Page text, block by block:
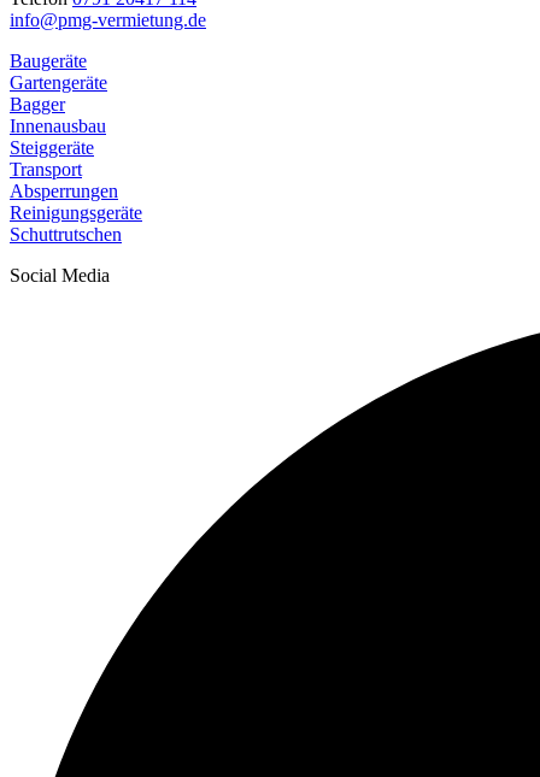
info@pmg-vermietung.de
Baugeräte
Gartengeräte
Bagger
Innenausbau
Steiggeräte
Transport
Absperrungen
Reinigungsgeräte
Schuttrutschen
Social Media